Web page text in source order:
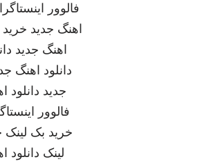
فالوور
اهنگ جدید
اهنگ جدید
دانلود اهنگ
جدید دانلود
فالوور
خرید بک لینک
لینک دانلود